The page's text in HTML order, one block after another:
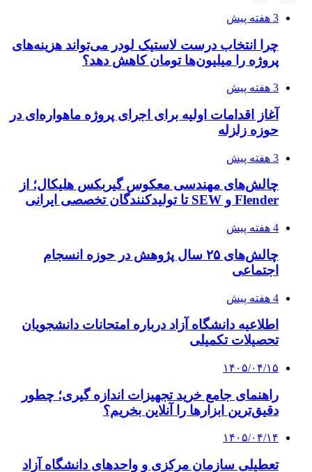
3 هفته پیش
چرا انتخاب درست لاستیک لودر می‌تواند هزینه‌های
پروژه را میلیون‌ها تومان کاهش دهد؟
3 هفته پیش
آغاز اقدامات اولیه برای اجرای پروژه ماهواره‌ای در
حوزه زلزله
3 هفته پیش
چالش‌های مهندسی معکوس گیربکس هلیکال؛ از
Flender و SEW تا تولیدکنندگان تخصصی ایرانی
4 هفته پیش
چالش‌های ۲۵ سال پژوهش در حوزه انسجام
اجتماعی
4 هفته پیش
اطلاعیه دانشگاه آزاد درباره امتحانات دانشجویان
تحصیلات تکمیلی
۱۴۰۵/۰۴/۱۵
راهنمای جامع خرید تجهیزات اندازه گیری؛ چطور
دقیق‌ترین ابزارها را آنلاین بخریم؟
۱۴۰۵/۰۴/۱۴
تعطیلی سازمان مرکزی و واحدهای دانشگاه آزاد